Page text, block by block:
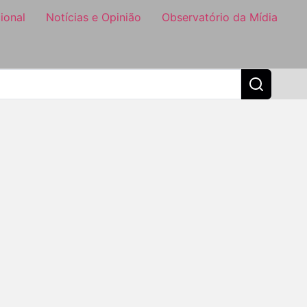
Notícias e Opinião Observatório da Mídia